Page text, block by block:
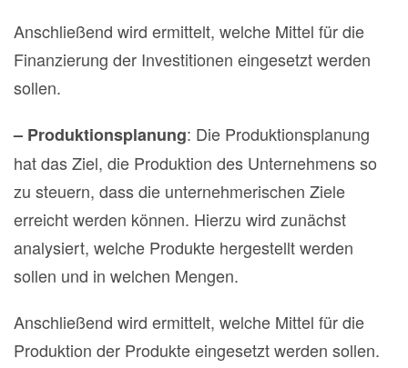
Anschließend wird ermittelt, welche Mittel für die
Finanzierung der Investitionen eingesetzt werden
sollen.
– Produktionsplanung: Die Produktionsplanung
hat das Ziel, die Produktion des Unternehmens so
zu steuern, dass die unternehmerischen Ziele
erreicht werden können. Hierzu wird zunächst
analysiert, welche Produkte hergestellt werden
sollen und in welchen Mengen.
Anschließend wird ermittelt, welche Mittel für die
Produktion der Produkte eingesetzt werden sollen.